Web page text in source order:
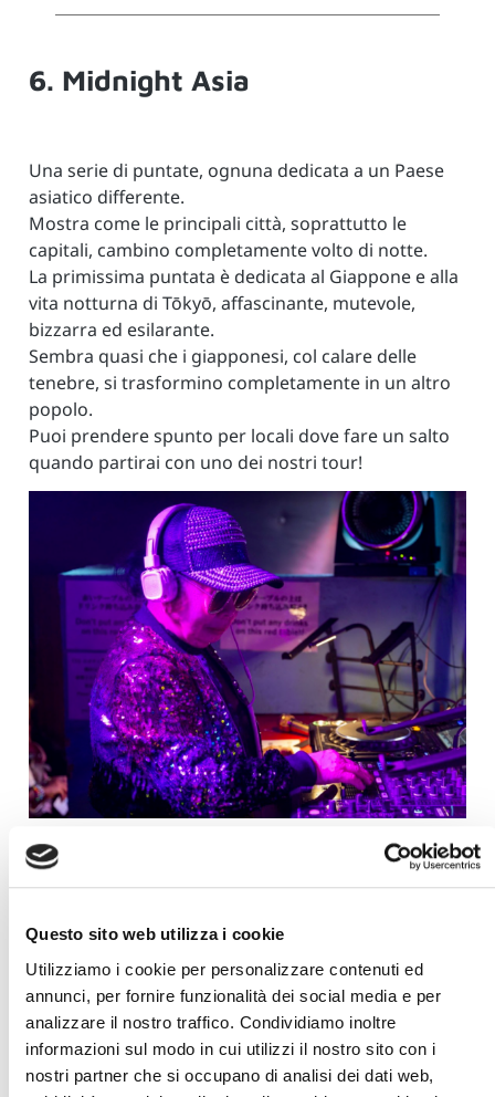
Questo sito web utilizza i cookie
Utilizziamo i cookie per personalizzare contenuti ed
annunci, per fornire funzionalità dei social media e per
analizzare il nostro traffico. Condividiamo inoltre
informazioni sul modo in cui utilizzi il nostro sito con i
nostri partner che si occupano di analisi dei dati web,
6. Midnight Asia
Una serie di puntate, ognuna dedicata a un Paese
asiatico differente.
Mostra come le principali città, soprattutto le
capitali, cambino completamente volto di notte.
La primissima puntata è dedicata al Giappone e alla
vita notturna di Tōkyō, affascinante, mutevole,
bizzarra ed esilarante.
Sembra quasi che i giapponesi, col calare delle
tenebre, si trasformino completamente in un altro
popolo.
Puoi prendere spunto per locali dove fare un salto
quando partirai con uno dei nostri tour!
Potrai scoprire il Giappone sia con Tour in piccolo
gruppo, i nostri famosi
GiappoTour®
, che con
fantastiche esperienze di
viaggi su misura
di nozze
Viaggiando con noi potrai davvero vivere la
realtà Giapponese, diventando parte dei luoghi che